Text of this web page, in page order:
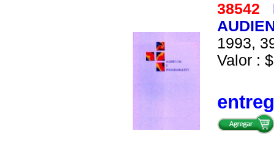
38542
1993,
Valor :